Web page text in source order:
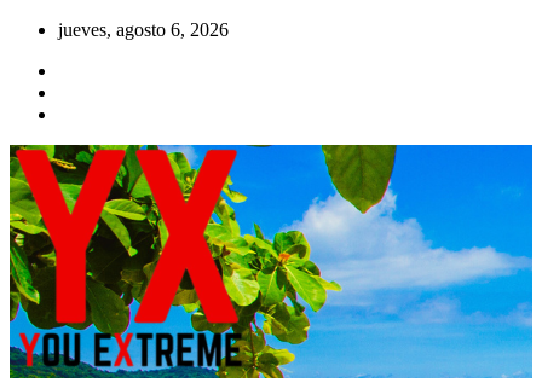
Saltar
contenido
jueves, agosto 6, 2026